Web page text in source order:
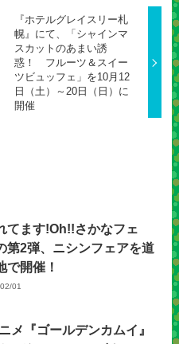
『ホテルグレイスリー札
幌』にて、「シャインマ
スカットのあまい誘
惑！ フルーツ＆スイー
ツビュッフェ」を10月12
日（土）～20日（日）に
開催
てます!Oh!!さかなフェ
第2弾、ニシンフェアを道
で開催！
01
メ『ゴールデンカムイ』